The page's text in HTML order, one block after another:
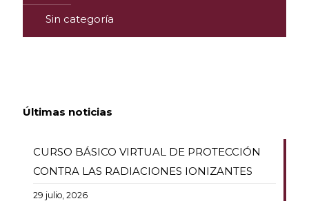
Sin categoría
Últimas noticias
CURSO BÁSICO VIRTUAL DE PROTECCIÓN
CONTRA LAS RADIACIONES IONIZANTES
29 julio, 2026